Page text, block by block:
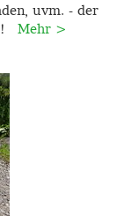
uvm. - der
Mehr >